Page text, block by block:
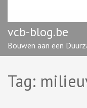
vcb-blog.be
Bouwen aan een
Tag: